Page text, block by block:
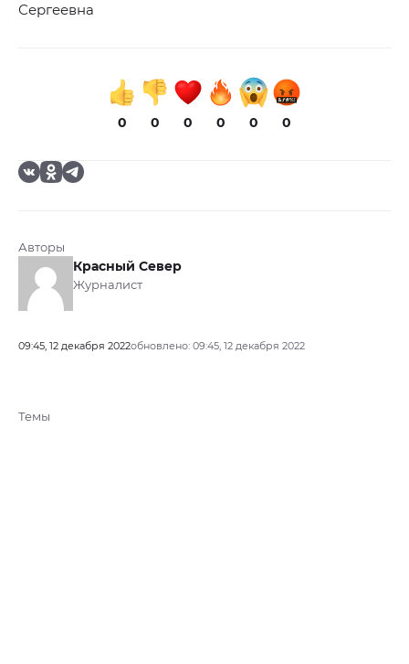
Сергеевна
0 0 0 0 0 0
Авторы
Красный Север
Журналист
09:45, 12 декабря 2022обновлено: 09:45, 12 декабря 2022
Темы